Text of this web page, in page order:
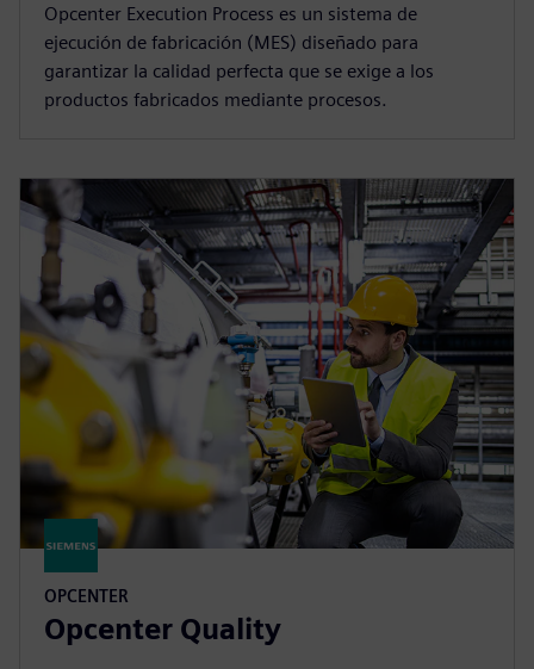
Opcenter Execution Process es un sistema de
ejecución de fabricación (MES) diseñado para
garantizar la calidad perfecta que se exige a los
productos fabricados mediante procesos.
OPCENTER
Opcenter Quality